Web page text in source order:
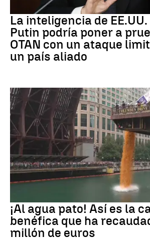
La inteligencia de
Putin podría poner a
OTAN con un ataque
un país aliado
¡Al agua pato! Así es la
benéfica que ha
millón de euros